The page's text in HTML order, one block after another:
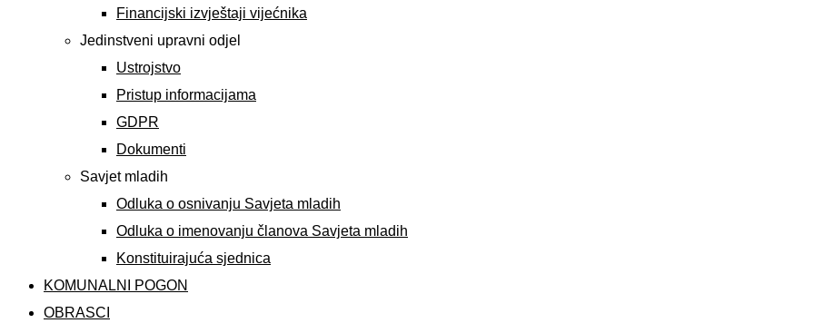
Financijski izvještaji vijećnika
Jedinstveni upravni odjel
Ustrojstvo
Pristup informacijama
GDPR
Dokumenti
Savjet mladih
Odluka o osnivanju Savjeta mladih
Odluka o imenovanju članova Savjeta mladih
Konstituirajuća sjednica
KOMUNALNI POGON
OBRASCI